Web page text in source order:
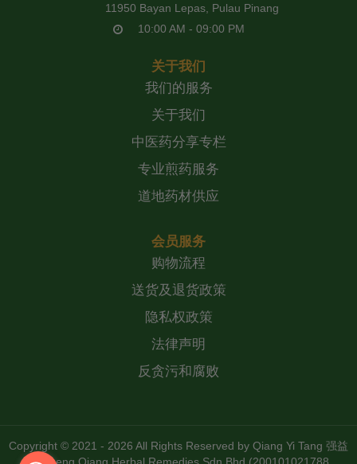
11950 Bayan Lepas, Pulau Pinang
10:00 AM - 09:00 PM
关于我们
我们的服务
关于我们
中医药分享专栏
专业煎药服务
道地药材供应
会员服务
购物流程
送货及退货政策
隐私权政策
法律声明
反贪污和腐败
Copyright © 2021 - 2026 All Rights Reserved by Qiang Yi Tang 强益